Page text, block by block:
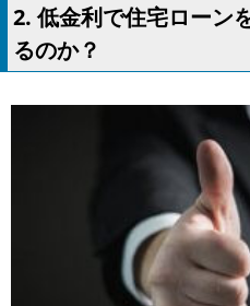
2. 低金利で住宅ローン
るのか？